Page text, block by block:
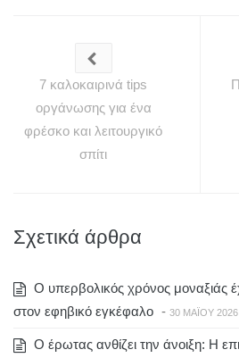
7 καλοκαιρινά tips
oργάνωσης για ένα
φρέσκο και λειτουργικό
σπίτι
Σχετικά άρθρα
Ο υπερβολικός χρόνος μοναξιάς
στον εφηβικό εγκέφαλο - 30 ΜΑΪ́ΟΥ 2026
Ο έρωτας ανθίζει την άνοιξη: Η